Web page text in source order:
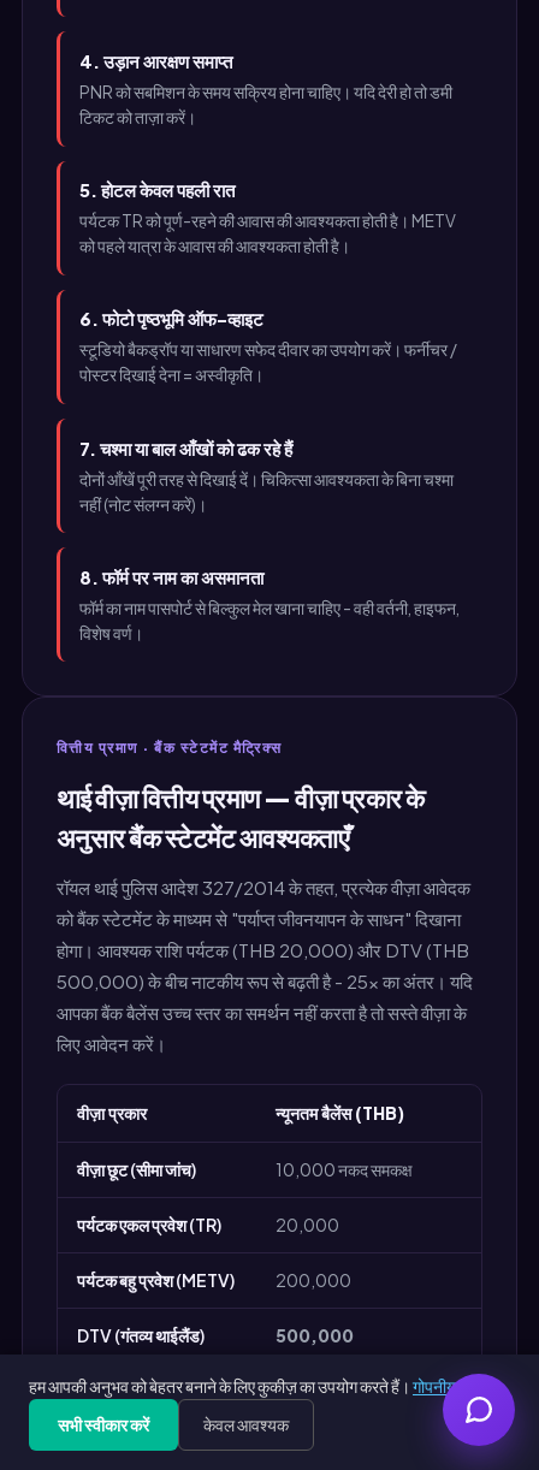
4. उड़ान आरक्षण समाप्त
PNR को सबमिशन के समय सक्रिय होना चाहिए। यदि देरी हो तो डमी
टिकट को ताज़ा करें।
5. होटल केवल पहली रात
पर्यटक TR को पूर्ण-रहने की आवास की आवश्यकता होती है। METV
को पहले यात्रा के आवास की आवश्यकता होती है।
6. फोटो पृष्ठभूमि ऑफ-व्हाइट
स्टूडियो बैकड्रॉप या साधारण सफेद दीवार का उपयोग करें। फर्नीचर /
पोस्टर दिखाई देना = अस्वीकृति।
7. चश्मा या बाल आँखों को ढक रहे हैं
दोनों आँखें पूरी तरह से दिखाई दें। चिकित्सा आवश्यकता के बिना चश्मा
नहीं (नोट संलग्न करें)।
8. फॉर्म पर नाम का असमानता
फॉर्म का नाम पासपोर्ट से बिल्कुल मेल खाना चाहिए - वही वर्तनी, हाइफन,
विशेष वर्ण।
वित्तीय प्रमाण · बैंक स्टेटमेंट मैट्रिक्स
थाई वीज़ा वित्तीय प्रमाण — वीज़ा प्रकार के
अनुसार बैंक स्टेटमेंट आवश्यकताएँ
रॉयल थाई पुलिस आदेश 327/2014 के तहत, प्रत्येक वीज़ा आवेदक
को बैंक स्टेटमेंट के माध्यम से "पर्याप्त जीवनयापन के साधन" दिखाना
होगा। आवश्यक राशि पर्यटक (THB 20,000) और DTV (THB
500,000) के बीच नाटकीय रूप से बढ़ती है - 25× का अंतर। यदि
आपका बैंक बैलेंस उच्च स्तर का समर्थन नहीं करता है तो सस्ते वीज़ा के
लिए आवेदन करें।
वीज़ा प्रकार न्यूनतम बैलेंस (THB)
वीज़ा छूट (सीमा जांच) 10,000 नकद समकक्ष
पर्यटक एकल प्रवेश (TR) 20,000
पर्यटक बहु प्रवेश (METV) 200,000
DTV (गंतव्य थाईलैंड) 500,000
SETV (विशेष पर्यटक) 500,000
शिक्षा (ED) 100,000 + ट्यूशन प्रमाण
हम आपकी अनुभव को बेहतर बनाने के लिए कुकीज़ का उपयोग करते हैं। गोपनीयता नीति
सभी स्वीकार करें
केवल आवश्यक
Get Free PDF — 30 seconds Generate Free